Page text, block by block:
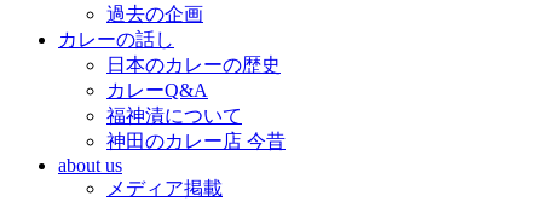
過去の企画
カレーの話し
日本のカレーの歴史
カレーQ&A
福神漬について
神田のカレー店 今昔
about us
メディア掲載